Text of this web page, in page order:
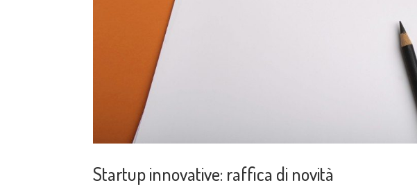
Startup innovative: raffica di novità